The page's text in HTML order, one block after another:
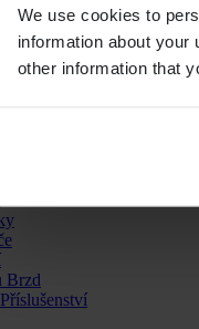
We use cookies to
information about
other information that
Filtrů
Kapaliny a Maziva
Brzd